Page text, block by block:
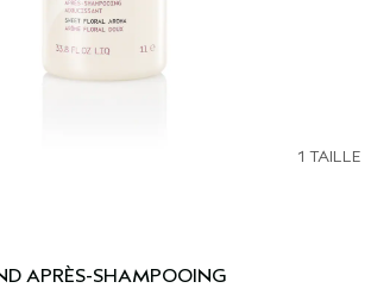
1 TAILLE
APRÈS-SHAMPOOING